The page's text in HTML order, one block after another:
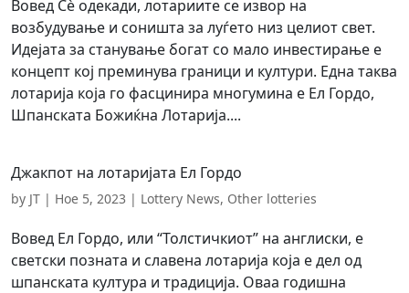
Вовед Сè одекади, лотариите се извор на
возбудување и соништа за луѓето низ целиот свет.
Идејата за станување богат со мало инвестирање е
концепт кој преминува граници и култури. Една таква
лотарија која го фасцинира многумина е Ел Гордо,
Шпанската Божиќна Лотарија....
Джакпот на лотаријата Ел Гордо
by JT | Ное 5, 2023 | Lottery News, Other lotteries
Вовед Ел Гордо, или “Толстичкиот” на англиски, е
светски позната и славена лотарија која е дел од
шпанската култура и традиција. Оваа годишна